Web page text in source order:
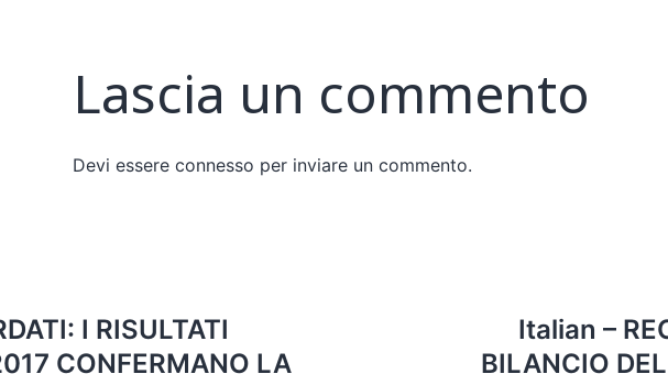
Lascia un commento
Devi essere connesso per inviare un commento.
I RISULTATI
CONFERMANO LA
Italian –
BILANCIO